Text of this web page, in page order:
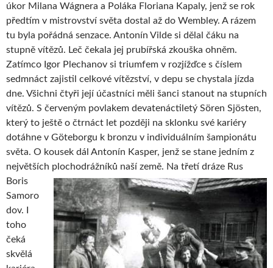
úkor Milana Wágnera a Poláka Floriana Kapaly, jenž se rok
předtím v mistrovství světa dostal až do Wembley. A rázem
tu byla pořádná senzace. Antonín Vilde si dělal čáku na
stupně vítězů. Leč čekala jej prubířská zkouška ohněm.
Zatímco Igor Plechanov si triumfem v rozjížďce s číslem
sedmnáct zajistil celkové vítězství, v depu se chystala jízda
dne. Všichni čtyři její účastníci měli šanci stanout na stupních
vítězů. S červeným povlakem devatenáctiletý Sören Sjösten,
který to ještě o čtrnáct let později na sklonku své kariéry
dotáhne v Göteborgu k bronzu v individuálním šampionátu
světa. O kousek dál Antonín Kasper, jenž se stane jedním z
největších plochodrážníků naší země. Na třetí dráze Rus
Boris
Samoro
dov. I
toho
čeká
skvělá